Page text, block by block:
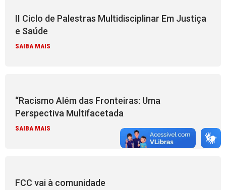
II Ciclo de Palestras Multidisciplinar Em Justiça
e Saúde
SAIBA MAIS
“Racismo Além das Fronteiras: Uma
Perspectiva Multifacetada
SAIBA MAIS
FCC vai à comunidade